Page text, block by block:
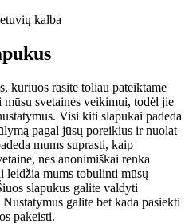
kalba
kuriuos rasite toliau pateiktame
svetainės veikimui, todėl jie
Visi kiti slapukai padeda
pagal jūsų poreikius ir nuolat
mums suprasti, kaip
nes anonimiškai renka
leidžia mums tobulinti mūsų
slapukus galite valdyti
galite bet kada pasiekti
pakeisti.